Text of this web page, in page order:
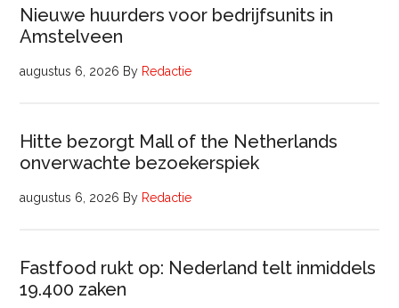
Nieuwe huurders voor bedrijfsunits in
Amstelveen
augustus 6, 2026 By Redactie
Hitte bezorgt Mall of the Netherlands
onverwachte bezoekerspiek
augustus 6, 2026 By Redactie
Fastfood rukt op: Nederland telt inmiddels
19.400 zaken